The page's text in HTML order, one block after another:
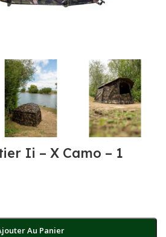
Ii – X Camo – 1
Au Panier